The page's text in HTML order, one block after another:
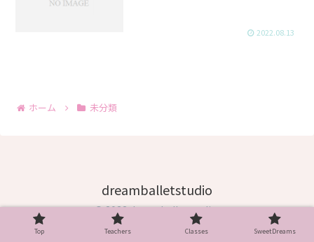
2022.08.13
ホーム 未分類
dreamballetstudio
© 2022 dreamballetstudio.
Top Teachers Classes SweetDreams